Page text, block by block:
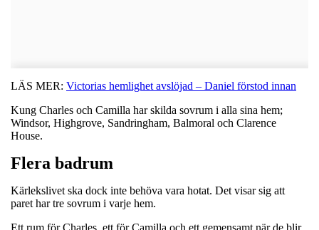
LÄS MER: Victorias hemlighet avslöjad – Daniel förstod innan
Kung Charles och Camilla har skilda sovrum i alla sina hem;
Windsor, Highgrove, Sandringham, Balmoral och Clarence
House.
Flera badrum
Kärlekslivet ska dock inte behöva vara hotat. Det visar sig att
paret har tre sovrum i varje hem.
Ett rum för Charles, ett för Camilla och ett gemensamt när de blir